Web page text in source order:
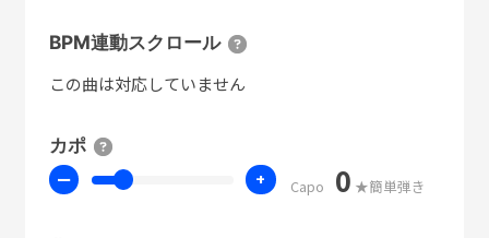
BPM連動スクロール
この曲は対応していません
カポ
ー + Capo 0 ★簡単弾き